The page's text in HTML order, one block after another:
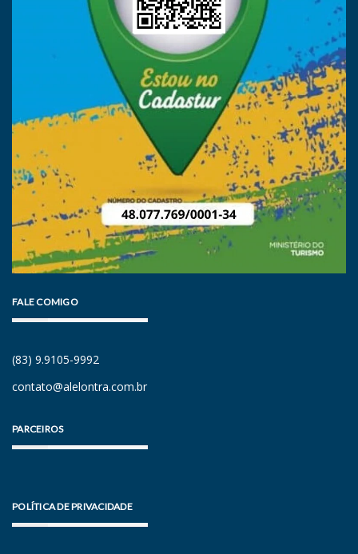
FALE COMIGO
(83) 9.9105-9992
contato@alelontra.com.br
PARCEIROS
POLÍTICA DE PRIVACIDADE